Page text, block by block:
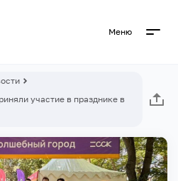
Меню
участие в празднике в